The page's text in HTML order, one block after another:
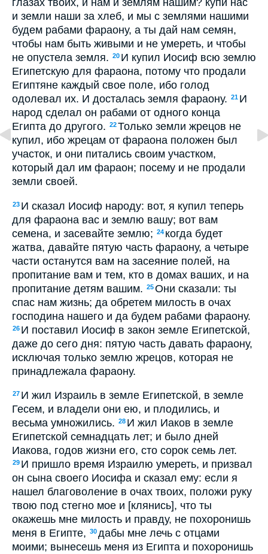
глазах твоих, и нам и землям нашим? купи нас
и земли наши за хлеб, и мы с землями нашими
будем рабами фараону, а ты дай нам семян,
чтобы нам быть живыми и не умереть, и чтобы
не опустела земля. 20 И купил Иосиф всю землю
Египетскую для фараона, потому что продали
Египтяне каждый свое поле, ибо голод
одолевал их. И досталась земля фараону. 21 И
народ сделал он рабами от одного конца
Египта до другого. 22Только земли жрецов не
купил, ибо жрецам от фараона положен был
участок, и они питались своим участком,
который дал им фараон; посему и не продали
земли своей.
23 И сказал Иосиф народу: вот, я купил теперь
для фараона вас и землю вашу; вот вам
семена, и засевайте землю; 24 когда будет
жатва, давайте пятую часть фараону, а четыре
части останутся вам на засеяние полей, на
пропитание вам и тем, кто в домах ваших, и на
пропитание детям вашим. 25Они сказали: ты
спас нам жизнь; да обретем милость в очах
господина нашего и да будем рабами фараону.
26 И поставил Иосиф в закон земле Египетской,
даже до сего дня: пятую часть давать фараону,
исключая только землю жрецов, которая не
принадлежала фараону.
27 И жил Израиль в земле Египетской, в земле
Гесем, и владели они ею, и плодились, и
весьма умножились. 28 И жил Иаков в земле
Египетской семнадцать лет; и было дней
Иакова, годов жизни его, сто сорок семь лет.
29 И пришло время Израилю умереть, и призвал
он сына своего Иосифа и сказал ему: если я
нашел благоволение в очах твоих, положи руку
твою под стегно мое и [клянись], что ты
окажешь мне милость и правду, не похоронишь
меня в Египте, 30дабы мне лечь с отцами
моими; вынесешь меня из Египта и похоронишь